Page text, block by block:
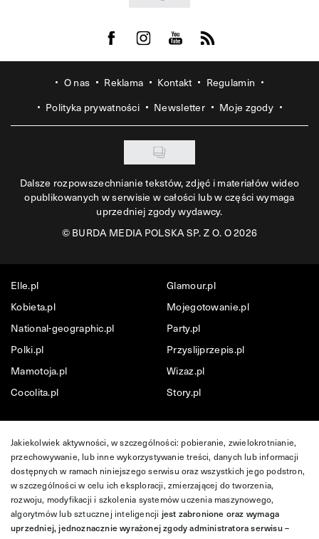
Visit us on Facebook
Visit us on Instagram
Visit us on Youtube
Visit us on Rss
O nas Reklama Kontakt
Regulamin
Polityka prywatności
Newsletter Moje zgody
Dalsze rozpowszechnianie tekstów, zdjęć i materiałów wideo
opublikowanych w serwisie w całości lub w części wymaga
uprzedniej zgody wydawcy.
©BURDA MEDIA POLSKA SP. Z O. O 2026
Elle.pl
Glamour.pl
Kobieta.pl
Mojegotowanie.pl
National-geographic.pl
Party.pl
Polki.pl
Przyslijprzepis.pl
Mamotoja.pl
Wizaz.pl
Cocolita.pl
Story.pl
Jakiekolwiek aktywności, w szczególności: pobieranie, zwielokrotnianie,
przechowywanie, lub inne wykorzystywanie treści, danych lub informacji
dostępnych w ramach niniejszego serwisu oraz wszystkich jego podstron,
w szczególności w celu ich eksploracji, zmierzającej do tworzenia,
rozwoju, modyfikacji i szkolenia systemów uczenia maszynowego,
algorytmów lub sztucznej inteligencji jest zabronione oraz wymaga
uprzedniej, jednoznacznie wyrażonej zgody administratora serwisu –